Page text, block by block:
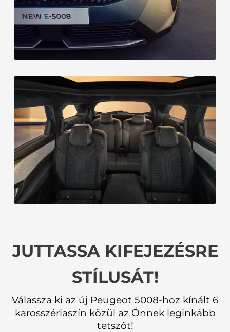
JUTTASSA KIFEJEZÉSRE
STÍLUSÁT!
Válassza ki az új Peugeot 5008-hoz kínált 6
karosszériaszín közül az Önnek leginkább
tetszőt!